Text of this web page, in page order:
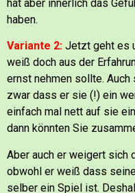
hat aber innerlich das
haben.
Variante 2: Jetzt geht es
weiß doch aus der
ernst nehmen sollte. Auch
zwar dass er sie (!) ein
einfach mal nett auf sie
dann könnten Sie
Aber auch er weigert sich
obwohl er weiß dass
selber ein Spiel ist.